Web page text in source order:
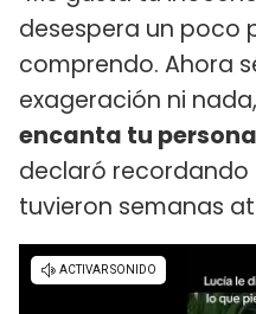
desespera un poco
comprendo. Ahora
exageración ni
encanta tu
declaró recordando
tuvieron semanas